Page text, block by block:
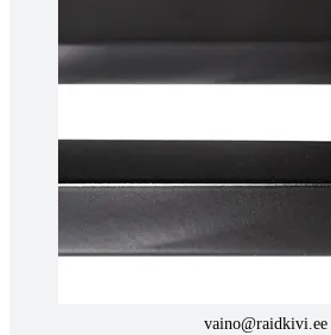
Tartus kivi
Tähe 127E, Tartu
vaino@raidkivi.ee